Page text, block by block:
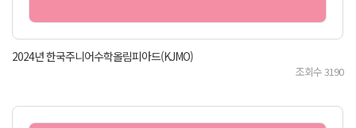
2024년 한국주니어수학올림피아드(KJMO)
조회수3190